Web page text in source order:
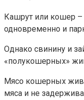
Кашрут или кошер –
одновременно и
Однако свинину и
«полукошерных»
Мясо кошерных
мяса и не